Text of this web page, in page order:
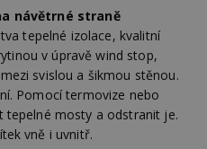
návětrné straně
tepelné izolace, kvalitní
v úpravě wind stop,
svislou a šikmou stěnou.
Pomocí termovize nebo
tepelné mosty a odstranit je.
vně i uvnitř.
.estav.cz
53